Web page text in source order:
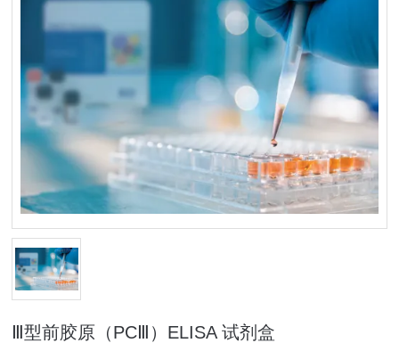
Ⅲ型前胶原（PCⅢ）ELISA 试剂盒